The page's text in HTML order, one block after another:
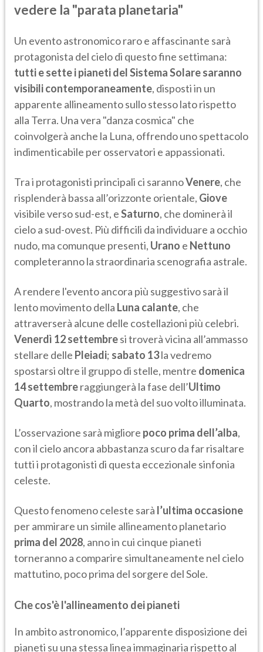
vedere la "parata planetaria"
Un evento astronomico raro e affascinante sarà
protagonista del cielo di questo fine settimana:
tutti e sette i pianeti del Sistema Solare saranno
visibili contemporaneamente, disposti in un
apparente allineamento sullo stesso lato rispetto
alla Terra. Una vera "danza cosmica" che
coinvolgerà anche la Luna, offrendo uno spettacolo
indimenticabile per osservatori e appassionati.
Tra i protagonisti principali ci sarannoVenere, che
risplenderà bassa all’orizzonte orientale, Giove
visibile verso sud-est, eSaturno, che dominerà il
cielo a sud-ovest. Più difficili da individuare a occhio
nudo, ma comunque presenti, Urano e Nettuno
completeranno la straordinaria scenografia astrale.
A rendere l'evento ancora più suggestivo sarà il
lento movimento della Luna calante, che
attraverserà alcune delle costellazioni più celebri.
Venerdì 12 settembresi troverà vicina all’ammasso
stellare delle Pleiadi; sabato 13la vedremo
spostarsi oltre il gruppo di stelle, mentre domenica
14 settembreraggiungerà la fase dell’Ultimo
Quarto, mostrando la metà del suo volto illuminata.
L’osservazione sarà migliore poco prima dell’alba,
con il cielo ancora abbastanza scuro da far risaltare
tutti i protagonisti di questa eccezionale sinfonia
celeste.
Questo fenomeno celeste sarà l’ultima occasione
per ammirare un simile allineamento planetario
prima del 2028, anno in cui cinque pianeti
torneranno a comparire simultaneamente nel cielo
mattutino, poco prima del sorgere del Sole.
Che cos'è l'allineamento dei pianeti
In ambito astronomico, l’apparente disposizione dei
pianeti su una stessa linea immaginaria rispetto al